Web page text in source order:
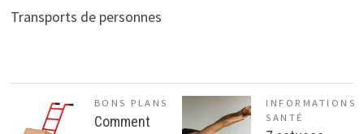
Transports de personnes
BONS PLANS
Comment
INFORMATIONS
SANTÉ